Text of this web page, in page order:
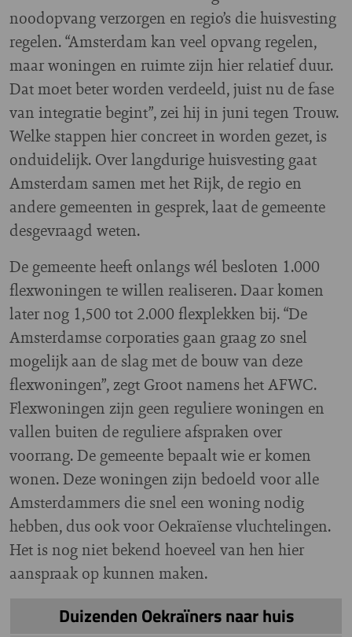
noodopvang verzorgen en regio’s die huisvesting
regelen. “Amsterdam kan veel opvang regelen,
maar woningen en ruimte zijn hier relatief duur.
Dat moet beter worden verdeeld, juist nu de fase
van integratie begint”, zei hij in juni tegen Trouw.
Welke stappen hier concreet in worden gezet, is
onduidelijk. Over langdurige huisvesting gaat
Amsterdam samen met het Rijk, de regio en
andere gemeenten in gesprek, laat de gemeente
desgevraagd weten.
De gemeente heeft onlangs wél besloten 1.000
flexwoningen te willen realiseren. Daar komen
later nog 1,500 tot 2.000 flexplekken bij. “De
Amsterdamse corporaties gaan graag zo snel
mogelijk aan de slag met de bouw van deze
flexwoningen”, zegt Groot namens het AFWC.
Flexwoningen zijn geen reguliere woningen en
vallen buiten de reguliere afspraken over
voorrang. De gemeente bepaalt wie er komen
wonen. Deze woningen zijn bedoeld voor alle
Amsterdammers die snel een woning nodig
hebben, dus ook voor Oekraïense vluchtelingen.
Het is nog niet bekend hoeveel van hen hier
aanspraak op kunnen maken.
Duizenden Oekraïners naar huis